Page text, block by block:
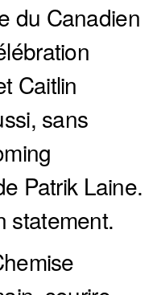
du Canadien
Caitlin
sans
Patrik Laine.
statement.